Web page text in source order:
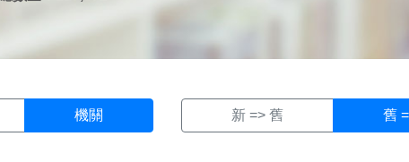
機關 新 => 舊 舊